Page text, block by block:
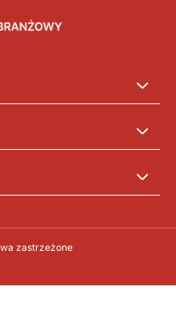
zastrzeżone